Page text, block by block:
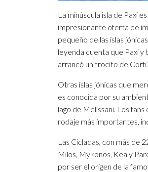
La minúscula isla de Paxi
impresionante oferta de
pequeño de las islas
leyenda cuenta que Paxi y
arrancó un trocito de
Otras islas jónicas que
es conocida por su
lago de Melissani. Los
rodaje más importantes,
Las Cícladas, con más de
Milos, Mykonos, Kea y
por ser el origen de la